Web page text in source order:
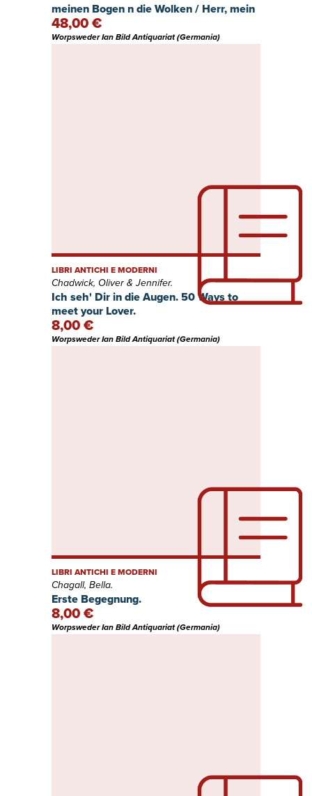
meinen Bogen n die Wolken / Herr, mein
Gott, wie groß bist du! / Die Himmel der
Himmel fassen dich nicht. 4 Bände.
48,00 €
Worpsweder Ian Bild Antiquariat (Germania)
Ich seh' Dir in die Augen. 50 Ways to
meet your Lover.
LIBRI ANTICHI E MODERNI
Chadwick, Oliver & Jennifer.
8,00 €
Worpsweder Ian Bild Antiquariat (Germania)
Erste Begegnung.
LIBRI ANTICHI E MODERNI
Chagall, Bella.
8,00 €
Worpsweder Ian Bild Antiquariat (Germania)